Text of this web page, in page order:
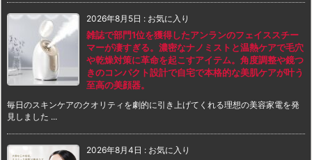
2026年8月5日 : お気に入り
雑誌で部門1位を獲得したアンランのフェイススチー
マーが凄すぎる。濃密なナノミストと温熱ケアで毛穴
や乾燥対策に革命を起こすアイテム。角度調整や鏡つ
きのコンパクト設計で自宅で本格的な美肌ケアが叶う
至高の美顔器。
毎日のスキンケアのクオリティを劇的に引き上げてくれる理想の美容家電を発
見しました ...
2026年8月4日 : お気に入り